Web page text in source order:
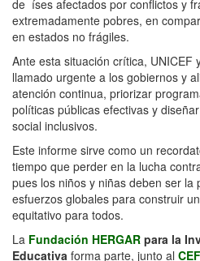
de íses afectados por conflictos y
extremadamente pobres, en
en estados no frágiles.
Ante esta situación crítica, UNICEF
llamado urgente a los gobiernos y
atención continua, priorizar
políticas públicas efectivas y
social inclusivos.
Este informe sirve como un
tiempo que perder en la lucha
pues los niños y niñas deben ser
esfuerzos globales para construir
equitativo para todos.
La Fundación HERGAR para la
Educativa forma parte, junto al